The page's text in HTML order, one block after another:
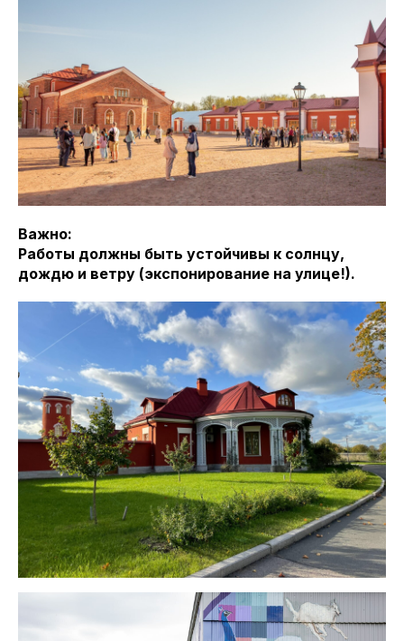
Важно:
Работы должны быть устойчивы к солнцу,
дождю и ветру (экспонирование на улице!).